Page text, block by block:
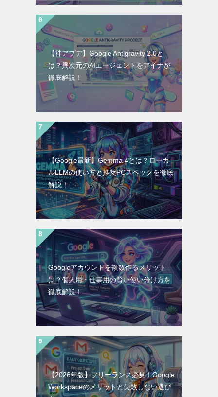
【神アプデ】Google Antigravity 2.0と
は？異次元のAIエージェントをアイナが
徹底解説！
【Google最新】Gemma 4とは？ローカ
ルLLMの使い方と推奨PCスペックを徹底
解説！
Googleアカウントを複数作るメリット
は？個人用・仕事用の賢い使い分け方を
徹底解説！
【2026年版】フリーランス必見！Google
Workspaceのメリットと失敗しない選び